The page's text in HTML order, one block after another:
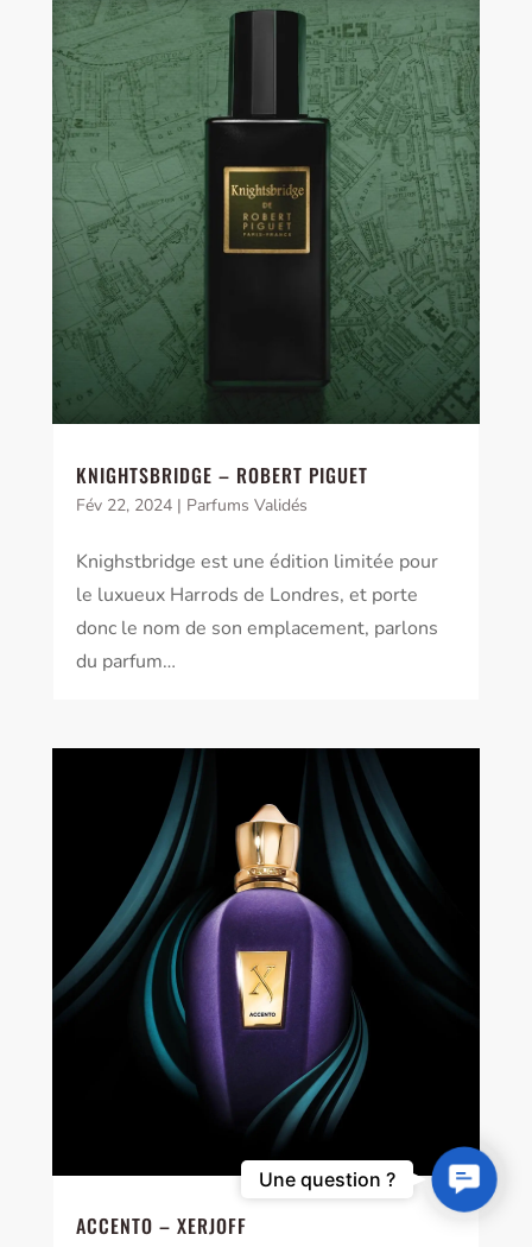
KNIGHTSBRIDGE – ROBERT PIGUET
Fév 22, 2024| Parfums Validés
Knighstbridge est une édition limitée pour
le luxueux Harrods de Londres, et porte
donc le nom de son emplacement, parlons
du parfum…
ACCENTO – XERJOFF
Contact
Us
Une question ?